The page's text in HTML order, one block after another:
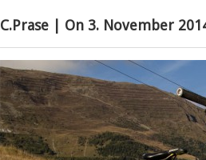
C.Prase | On 3. November